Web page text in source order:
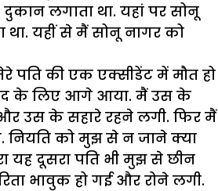
लगाता था. यहां पर सोनू
था. यहीं से मैं सोनू नागर को
पति की एक एक्सीडेंट में मौत हो
के लिए आगे आया. मैं उस के
उस के सहारे रहने लगी. फिर मैं
नियति को मुझ से न जाने क्या
यह दूसरा पति भी मुझ से छीन
भावुक हो गई और रोने लगी.